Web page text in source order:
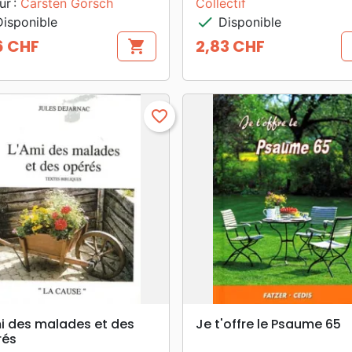
CHF shopping_cart
check Disponible
Prix
2,83 CHF
search APERÇU RAPIDE
favorite_border
des malades et des
search APERÇU RAPIDE
Je t'offre le Psaume 65